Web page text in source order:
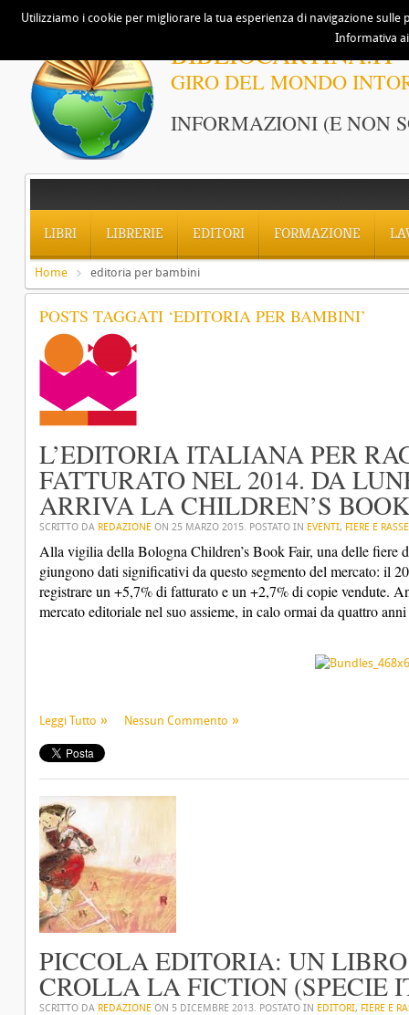
BIBLIOCARTINA.IT
GIRO DEL MONDO
INFORMAZIONI (E NON
LIBRI LIBRERIE EDITORI FORMAZIONE
Home editoria per bambini
POSTS TAGGATI ‘EDITORIA PER BAMBINI’
L’EDITORIA ITALIANA PER
FATTURATO NEL 2014. DA
ARRIVA LA CHILDREN’S
SCRITTO DA REDAZIONE ON 25 MARZO 2015. POSTATO IN EVENTI, FIERE E
Alla vigilia della Bologna Children’s Book Fair, una delle fiere
giungono dati significativi da questo segmento del mercato: il
registrare un +5,7% di fatturato e un +2,7% di copie vendute.
mercato editoriale nel suo assieme, in calo ormai da quattro
Leggi Tutto Nessun Commento
PICCOLA EDITORIA: UN
CROLLA LA FICTION (SPECIE
SCRITTO DA REDAZIONE ON 5 DICEMBRE 2013. POSTATO IN EDITORI, FIERE E
Utilizziamo i cookie per migliorare la tua esperienza di navigazione
Informativa ai